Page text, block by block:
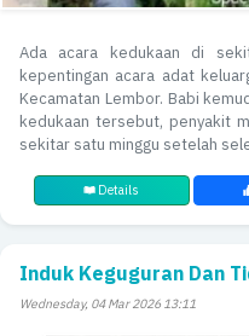
Ada acara kedukaan di
kepentingan acara adat
Kecamatan Lembor. Babi
kedukaan tersebut, penyakit
sekitar satu minggu setelah
Details
Induk Keguguran Dan
Wednesday, 04 Mar 2026 13:11